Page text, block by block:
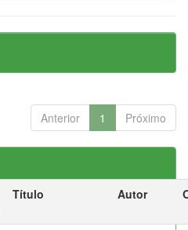
Anterior 1 Próximo
Título Autor